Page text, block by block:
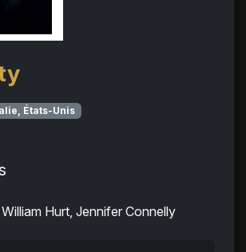
États-Unis
Hurt, Jennifer Connelly